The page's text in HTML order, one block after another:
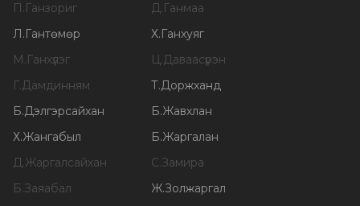
П.Ганзориг Д.Ганмаа
Л.Гантөмөр Х.Ганхуяг
М.Ганхүлэг Ц.Даваасүрэн
Г.Дамдинням Т.Доржханд
Б.Дэлгэрсайхан Б.Жавхлан
Х.Жангабыл Б.Жаргалан
Д.Жаргалсайхан С.Замира
Б.Заяабал Ж.Золжаргал